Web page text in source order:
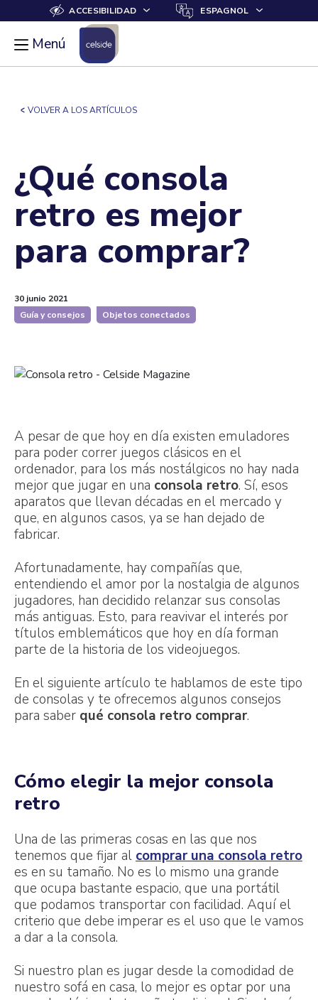
ACCESIBILIDAD ESPAGNOL
Menú
Guía y consejos
Top/Ranking
VOLVER A LOS ARTÍCULOS
¿Qué consola
retro es mejor
para comprar?
30 junio 2021
Filtrar
artículos
Guía y consejos
Filtrar
artículos
Objetos conectados
A pesar de que hoy en día existen emuladores
para poder correr juegos clásicos en el
ordenador, para los más nostálgicos no hay nada
mejor que jugar en una consola retro. Sí, esos
aparatos que llevan décadas en el mercado y
que, en algunos casos, ya se han dejado de
fabricar.
Afortunadamente, hay compañías que,
entendiendo el amor por la nostalgia de algunos
jugadores, han decidido relanzar sus consolas
más antiguas. Esto, para reavivar el interés por
títulos emblemáticos que hoy en día forman
parte de la historia de los videojuegos.
En el siguiente artículo te hablamos de este tipo
de consolas y te ofrecemos algunos consejos
para saber qué consola retro comprar.
Cómo elegir la mejor consola
retro
Una de las primeras cosas en las que nos
tenemos que fijar al comprar una consola retro
es en su tamaño. No es lo mismo una grande
que ocupa bastante espacio, que una portátil
que podamos transportar con facilidad. Aquí el
criterio que debe imperar es el uso que le vamos
a dar a la consola.
Si nuestro plan es jugar desde la comodidad de
nuestro sofá en casa, lo mejor es optar por una